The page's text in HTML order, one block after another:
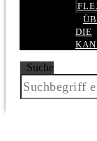
DIE
Suche